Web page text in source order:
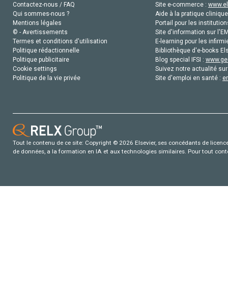
Contactez-nous / FAQ
Qui sommes-nous ?
Mentions légales
© - Avertissements
Termes et conditions d'utilisation
Politique rédactionnelle
Politique publicitaire
Cookie settings
Politique de la vie privée
Site e-commerce :
Aide à la pratique
Portail pour les
Site d'information sur
E-learning pour les
Bibliothèque d'e-books
Blog special IFSI :
Suivez notre actualité
Site d'emploi en santé :
Tout le contenu de ce site: Copyright © 2026 Elsevier, ses concédants de
de données, a la formation en IA et aux technologies similaires. Pour tout